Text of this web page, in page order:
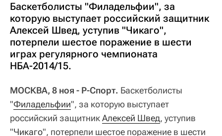
Баскетболисты "Филадельфии", за
которую выступает российский защитник
Алексей Швед, уступив "Чикаго",
потерпели шестое поражение в шести
играх регулярного чемпионата
НБА-2014/15.
МОСКВА, 8 ноя - Р-Спорт. Баскетболисты
"Филадельфии", за которую выступает
российский защитникАлексей Швед, уступив
"Чикаго", потерпели шестое поражение в шести